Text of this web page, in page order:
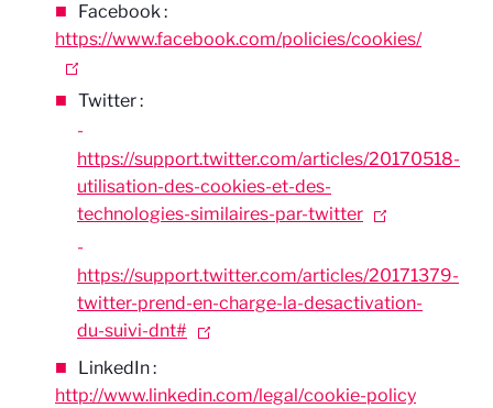
Facebook :
https://www.facebook.com/policies/cookies/
Twitter :
https://support.twitter.com/articles/20170518-
utilisation-des-cookies-et-des-
technologies-similaires-par-twitter
https://support.twitter.com/articles/20171379-
twitter-prend-en-charge-la-desactivation-
du-suivi-dnt#
LinkedIn :
http://www.linkedin.com/legal/cookie-policy